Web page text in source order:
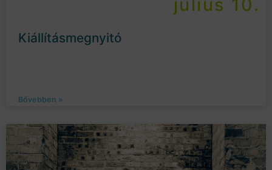
július 10.
Kiállításmegnyitó
Bővebben »